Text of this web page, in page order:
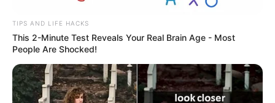
TIPS AND LIFE HACKS
This 2-Minute Test Reveals Your Real Brain Age - Most
People Are Shocked!